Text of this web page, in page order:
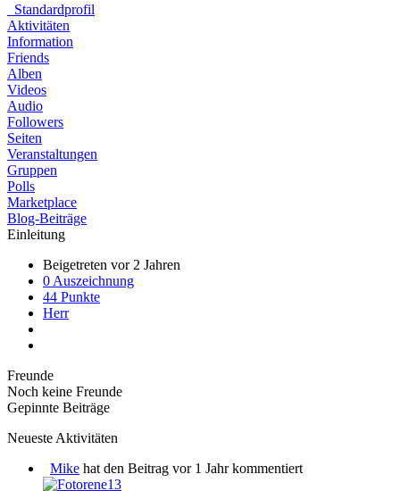
Standardprofil
Aktivitäten
Information
Friends
Alben
Videos
Audio
Followers
Seiten
Veranstaltungen
Gruppen
Polls
Marketplace
Blog-Beiträge
Einleitung
Beigetreten vor 2 Jahren
0 Auszeichnung
44 Punkte
Herr
Freunde
Noch keine Freunde
Gepinnte Beiträge
Neueste Aktivitäten
Mike hat den Beitrag vor 1 Jahr kommentiert